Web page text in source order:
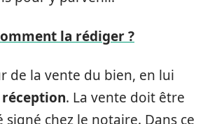
la rédiger ?
de la vente du bien, en lui
. La vente doit être
signé chez le notaire. Dans ce